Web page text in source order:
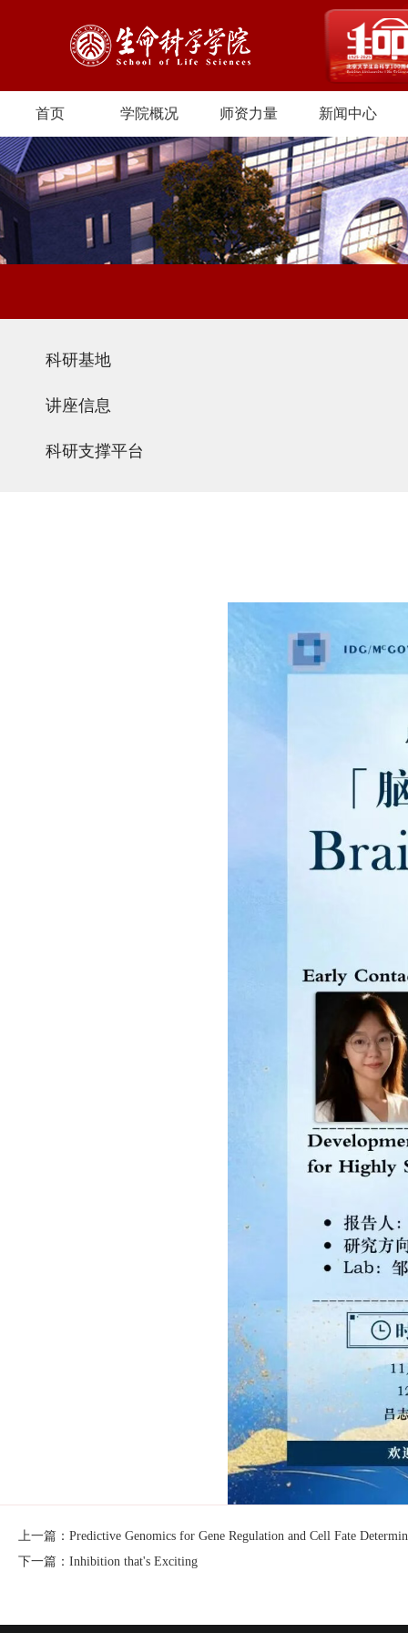
首页 学院概况 师资力量 新闻中心
科研基地
讲座信息
科研支撑平台
上一篇：Predictive Genomics for Gene Regulation and Cell Fate
下一篇：Inhibition that's Exciting